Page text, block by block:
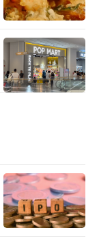
溯到2022年
模态预训练
型的前身。
负责人周畅
的“人事之